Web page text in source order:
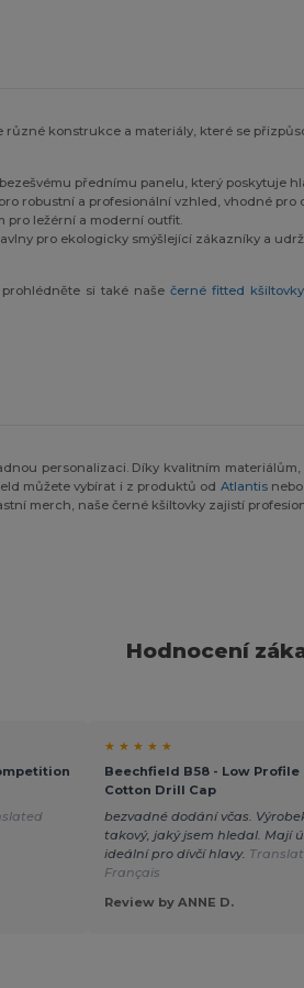
konstrukce a materiály, které se
přednímu panelu, který poskytuje
robustní a profesionální vzhled, vhodné pro
pro ležérní a moderní outfit.
pro ekologicky smýšlející zákazníky a
prohlédněte si také našečerné fitted kšiltovky
personalizaci. Díky kvalitním
můžete vybírat i z produktů od Atlantisnebo
merch, naše černé kšiltovky zajistí
Hodnocení
★ ★ ★ ★ ★
Beechfield B58 - Low Profile
Cotton Drill Cap
bezvadné dodání včas.
takový, jaký jsem hledal. Mají
ideální pro dívčí hlavy.
Français
Review by ANNE D.